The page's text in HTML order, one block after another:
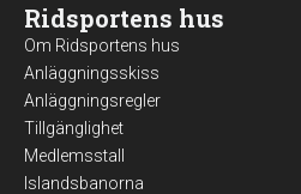
Ridsportens hus
Om Ridsportens hus
Anläggningsskiss
Anläggningsregler
Tillgänglighet
Medlemsstall
Islandsbanorna